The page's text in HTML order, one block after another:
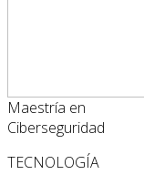
Maestría en
Ciberseguridad
TECNOLOGÍA